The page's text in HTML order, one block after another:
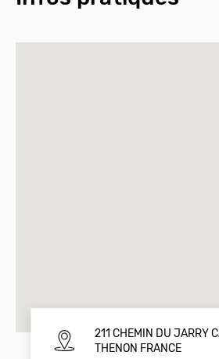
211 CHEMIN DU JARRY
THENON FRANCE